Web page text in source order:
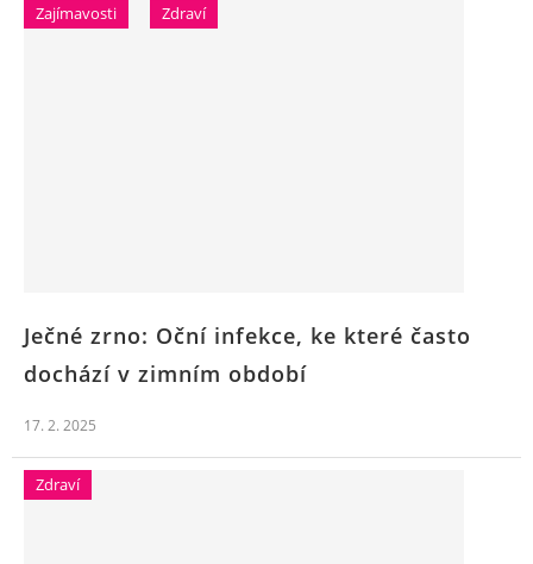
Zajímavosti Zdraví
Ječné zrno: Oční infekce, ke které často
dochází v zimním období
17. 2. 2025
Zdraví